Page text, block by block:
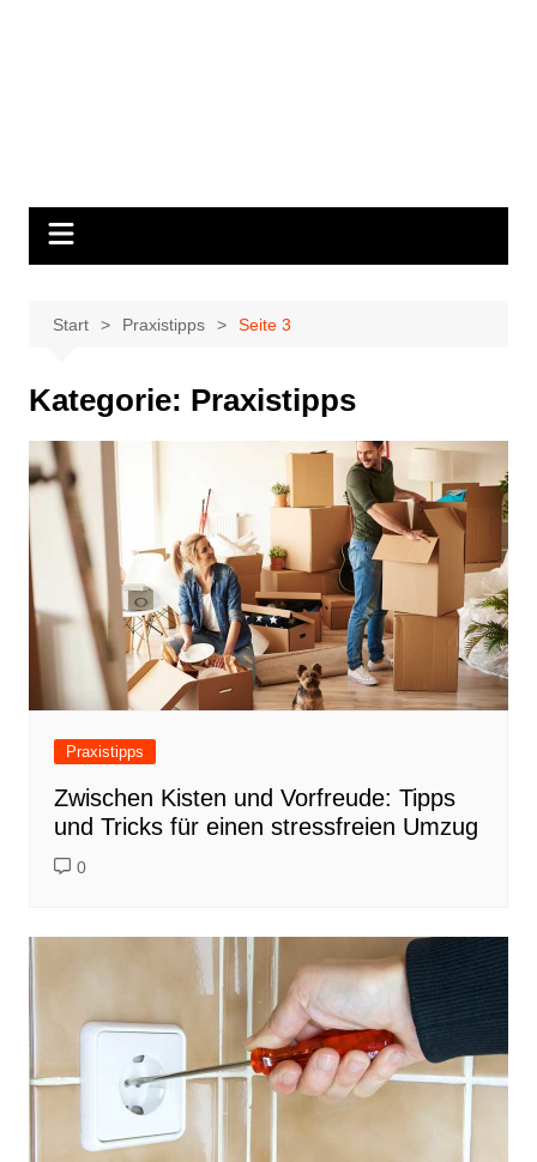
Start Praxistipps Seite 3
Kategorie: Praxistipps
Praxistipps
Zwischen Kisten und Vorfreude: Tipps
und Tricks für einen stressfreien Umzug
0